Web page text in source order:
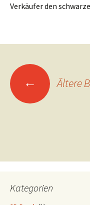
Verkäufer den
← Ältere
Kategorien